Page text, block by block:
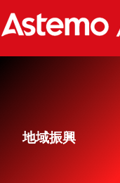
ニュース
グッズ
地域振興